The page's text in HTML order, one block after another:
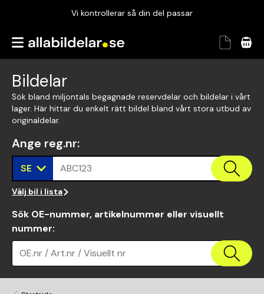
Vi kontrollerar så din del passar
Garanterad passform
Bildelar
Sök bland miljontals begagnade reservdelar och bildelar i vårt
lager. Här hittar du enkelt rätt bildel bland vårt stora utbud av
originaldelar.
Ange reg.nr:
SE ABC123
Välj bil i lista
Sök OE-nummer, artikelnummer eller visuellt
nummer:
OE.nr / Art.nr / Visuellt nr